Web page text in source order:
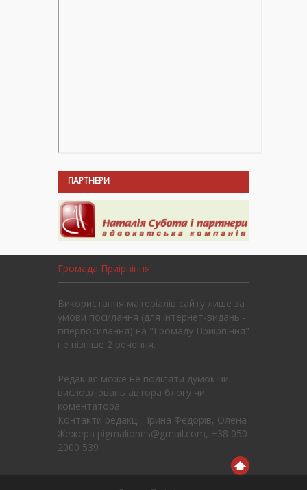
ПАРТНЕРИ
Громада Приірпіння
Використання матеріалів сайту лише за
умови посилання (для інтернет-видань -
гіперпосилання) на "Громаду Приірпіння"
не пізніше 2 речення.
Редакція може не поділяти думок чи
висловлювань автора блогу чи
коментатора.
Контакти редакції: Ірина Федорів, Олена
Жежера pigmaliones@gmail.com, +38 050
2000 539